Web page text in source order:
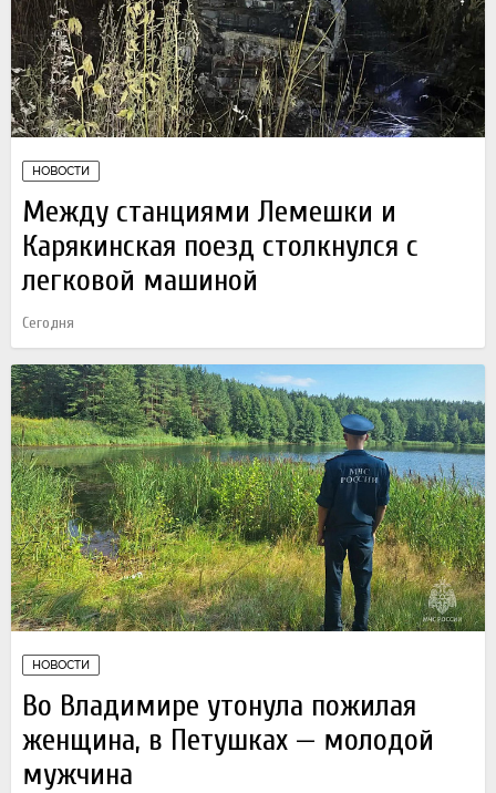
НОВОСТИ
Между станциями Лемешки и
Карякинская поезд столкнулся с
легковой машиной
Сегодня
НОВОСТИ
Во Владимире утонула пожилая
женщина, в Петушках — молодой
мужчина